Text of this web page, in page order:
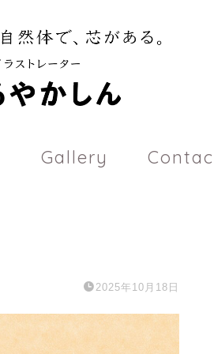
Gallery
2025年10月18日